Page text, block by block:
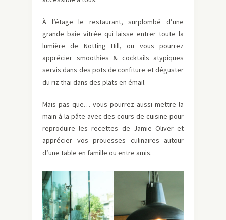
À l’étage le restaurant, surplombé d’une
grande baie vitrée qui laisse entrer toute la
lumière de Notting Hill, ou vous pourrez
apprécier smoothies & cocktails atypiques
servis dans des pots de confiture et déguster
du riz thaï dans des plats en émail.
Mais pas que… vous pourrez aussi mettre la
main à la pâte avec des cours de cuisine pour
reproduire les recettes de Jamie Oliver et
apprécier vos prouesses culinaires autour
d’une table en famille ou entre amis.